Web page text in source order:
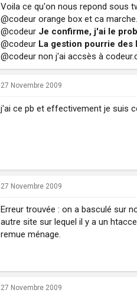
Voila ce qu'on nous repond sous
@codeur orange box et ca marche.
@codeur Je confirme, j'ai le
@codeur La gestion pourrie des
@codeur non j'ai accsès à
27 Novembre 2009
j'ai ce pb et effectivement je suis
27 Novembre 2009
Erreur trouvée : on a basculé sur
autre site sur lequel il y a un
remue ménage.
27 Novembre 2009